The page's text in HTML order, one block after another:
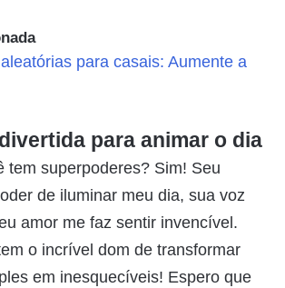
para casais: Aumente a
para animar o dia
tem superpoderes? Sim! Seu
de iluminar meu dia, sua voz
amor me faz sentir invencível.
o incrível dom de transformar
em inesquecíveis! Espero que